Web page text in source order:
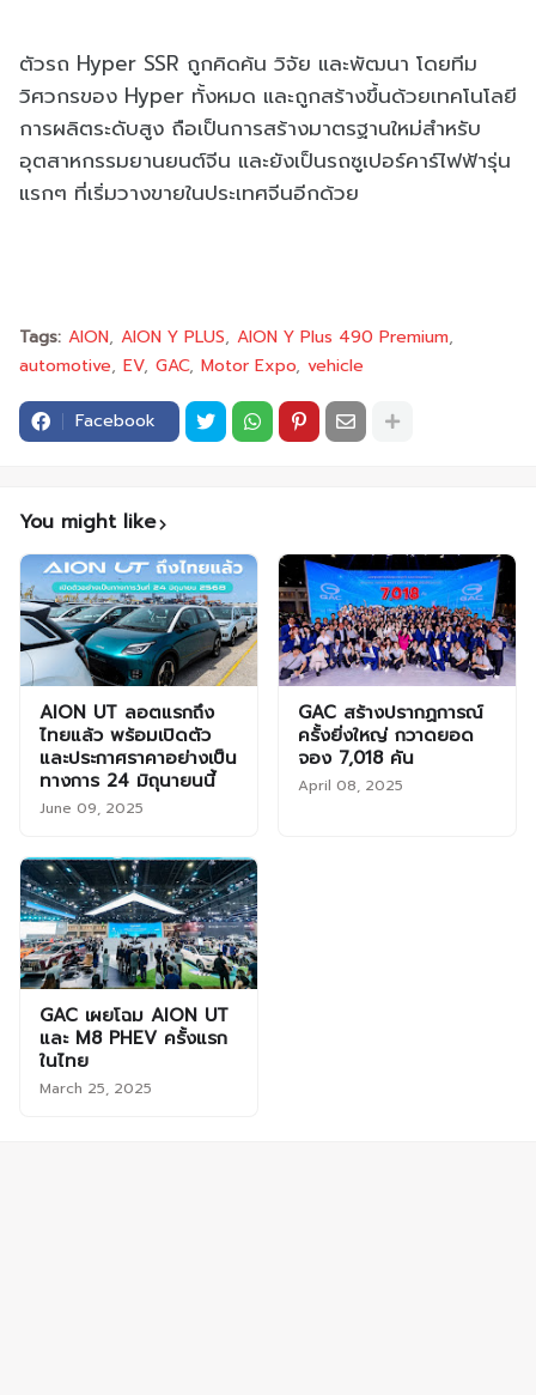
ตัวรถ Hyper SSR ถูกคิดค้น วิจัย และพัฒนา โดยทีม
วิศวกรของ Hyper ทั้งหมด และถูกสร้างขึ้นด้วยเทคโนโลยี
การผลิตระดับสูง ถือเป็นการสร้างมาตรฐานใหม่สำหรับ
อุตสาหกรรมยานยนต์จีน และยังเป็นรถซูเปอร์คาร์ไฟฟ้ารุ่น
แรกๆ ที่เริ่มวางขายในประเทศจีนอีกด้วย
Tags: AION AION Y PLUS AION Y Plus 490 Premium
automotive EV GAC Motor Expo vehicle
Facebook
You might like
AION UT ลอตแรกถึง
ไทยแล้ว พร้อมเปิดตัว
และประกาศราคาอย่างเป็น
ทางการ 24 มิถุนายนนี้
June 09, 2025
GAC สร้างปรากฏการณ์
ครั้งยิ่งใหญ่ กวาดยอด
จอง 7,018 คัน
April 08, 2025
GAC เผยโฉม AION UT
และ M8 PHEV ครั้งแรก
ในไทย
March 25, 2025